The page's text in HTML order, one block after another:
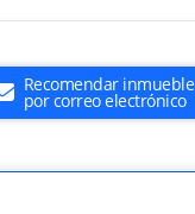
Recomendar inmueble
por correo electrónico